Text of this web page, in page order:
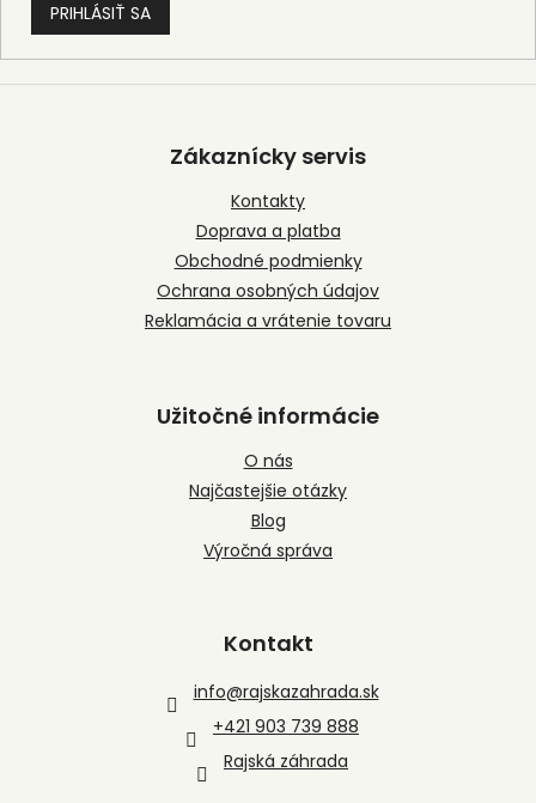
PRIHLÁSIŤ SA
Z
Zákaznícky servis
Kontakty
Doprava a platba
Obchodné podmienky
Ochrana osobných údajov
Reklamácia a vrátenie tovaru
Užitočné informácie
O nás
Najčastejšie otázky
Blog
Výročná správa
Kontakt
info@rajskazahrada.sk
+421 903 739 888
Rajská záhrada